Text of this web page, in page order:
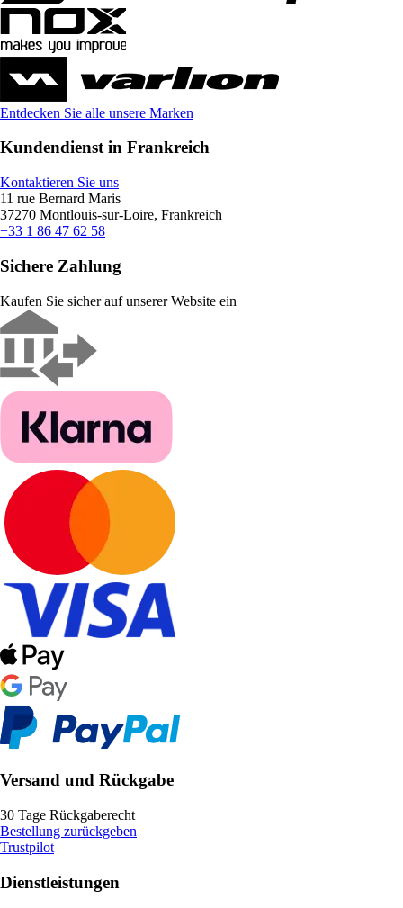
Entdecken Sie alle unsere Marken
Kundendienst in Frankreich
Kontaktieren Sie uns
11 rue Bernard Maris
37270 Montlouis-sur-Loire, Frankreich
+33 1 86 47 62 58
Sichere Zahlung
Kaufen Sie sicher auf unserer Website ein
Versand und Rückgabe
30 Tage Rückgaberecht
Bestellung zurückgeben
Trustpilot
Dienstleistungen